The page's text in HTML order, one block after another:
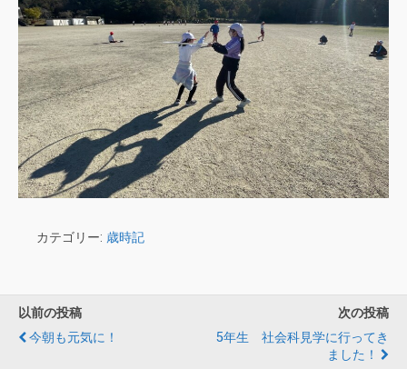
カテゴリー: 歳時記
以前の投稿
今朝も元気に！
次の投稿
5年生 社会科見学に行ってき
ました！